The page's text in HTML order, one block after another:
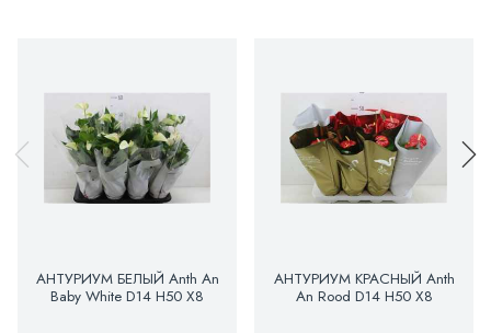
АНТУРИУМ БЕЛЫЙ Anth An
Baby White D14 H50 X8
АНТУРИУМ КРАСНЫЙ Anth
An Rood D14 H50 X8